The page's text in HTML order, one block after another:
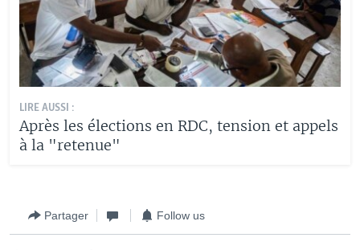
LIRE AUSSI :
Après les élections en RDC, tension et appels
à la "retenue"
Partager Follow us